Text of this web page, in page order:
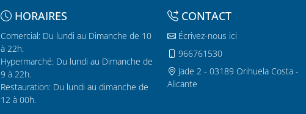
HORAIRES
Comercial: Du lundi au Dimanche de 10
à 22h.
Hypermarché: Du lundi au Dimanche de
9 à 22h.
Restauration: Du lundi au dimanche de
12 à 00h.
CONTACT
Écrivez-nous ici
966761530
Jade 2 - 03189 Orihuela Costa -
Alicante